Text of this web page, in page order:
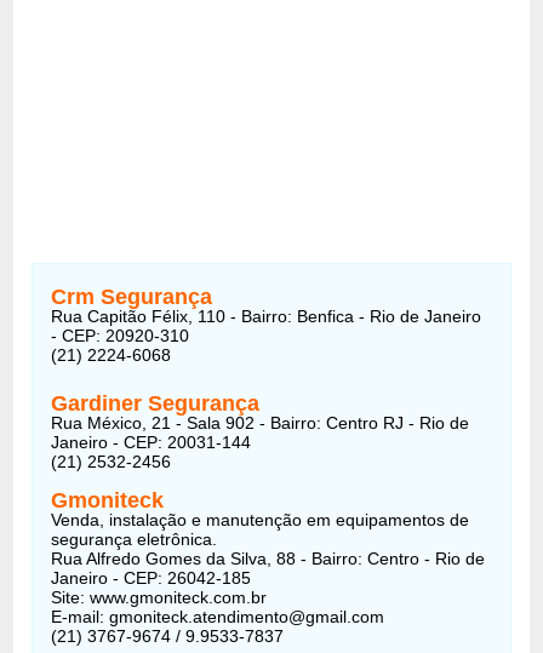
Crm Segurança
Rua Capitão Félix, 110 - Bairro: Benfica - Rio de Janeiro
- CEP: 20920-310
(21) 2224-6068
Gardiner Segurança
Rua México, 21 - Sala 902 - Bairro: Centro RJ - Rio de
Janeiro - CEP: 20031-144
(21) 2532-2456
Gmoniteck
Venda, instalação e manutenção em equipamentos de
segurança eletrônica.
Rua Alfredo Gomes da Silva, 88 - Bairro: Centro - Rio de
Janeiro - CEP: 26042-185
Site: www.gmoniteck.com.br
E-mail: gmoniteck.atendimento@gmail.com
(21) 3767-9674 / 9.9533-7837